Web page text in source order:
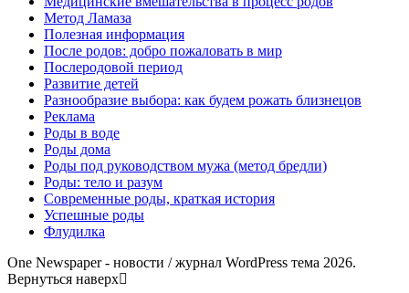
Метод Ламаза
Полезная информация
После родов: добро пожаловать в мир
Послеродовой период
Развитие детей
Разнообразие выбора: как будем рожать близнецов
Реклама
Роды в воде
Роды дома
Роды под руководством мужа (метод бредли)
Роды: тело и разум
Современные роды, краткая история
Успешные роды
Флудилка
One Newspaper - новости / журнал WordPress тема 2026.
Вернуться наверх